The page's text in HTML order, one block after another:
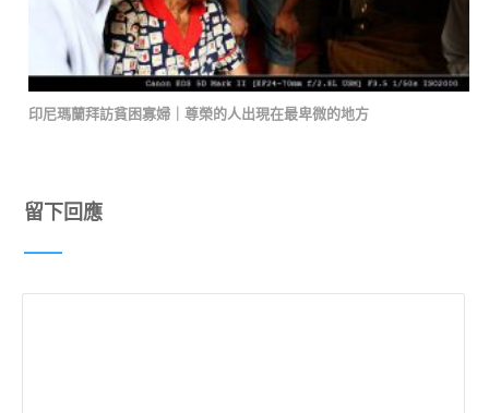
印尼瑪蘭拜訪貧困寡婦｜尊榮的人出現在最卑微的地方
留下回應